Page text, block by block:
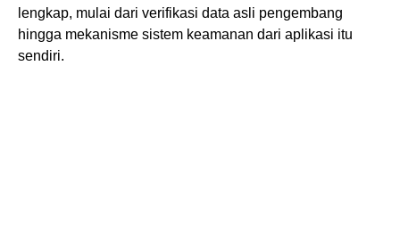
lengkap, mulai dari verifikasi data asli pengembang
hingga mekanisme sistem keamanan dari aplikasi itu
sendiri.